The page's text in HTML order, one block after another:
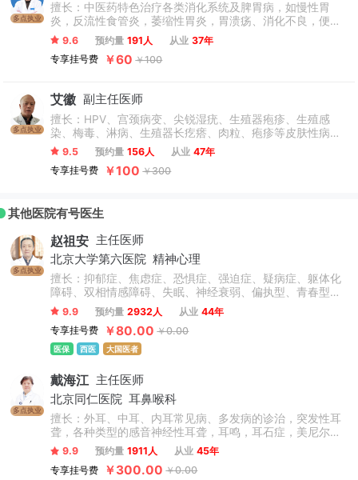
多点执业
擅长：中医药特色治疗各类消化系统及脾胃病，如慢性胃
炎，反流性食管炎，萎缩性胃炎，胃溃疡、消化不良，便
秘，嗳气打嗝，胃肠功能紊乱等。
9.6 预约量 191人 从业 37年
专享挂号费
￥60 ￥100
多点执业
艾徽 副主任医师
擅长：HPV、宫颈病变、尖锐湿疣、生殖器疱疹、生殖感
染、梅毒、淋病、生殖器长疙瘩、肉粒、疱疹等皮肤性病的
诊疗，对皮肤性病诊疗具有深厚的理论功底和丰富的诊疗经
验。
9.5 预约量 156人 从业 47年
专享挂号费
￥100 ￥300
其他医院有号医生
多点执业
赵祖安 主任医师
北京大学第六医院 精神心理
擅长：抑郁症、焦虑症、恐惧症、强迫症、疑病症、躯体化
障碍、双相情感障碍、失眠、神经衰弱、偏执型、青春型、
紧张型、单纯型、未定型及其他型或待分类的精神障碍等精
神疾病。躁狂症、双相情感障碍、精神康复、精神障碍、精
神心理、睡眠障碍科、躁狂症、恐惧症、神经官能症、植物
神经紊乱、头痛头晕、更年期综合征、心理咨询、注意力不
9.9 预约量 2932人 从业 44年
专享挂号费
￥80.00 ￥0.00
医保 西医 大国医者
多点执业
戴海江 主任医师
北京同仁医院 耳鼻喉科
擅长：外耳、中耳、内耳常见病、多发病的诊治，突发性耳
聋，各种类型的感音神经性耳聋，耳鸣，耳石症，美尼尔氏
病等疾病的内外科治疗。先天性外中耳畸形的听力重建和整
形；慢性化脓性中耳炎的外科治疗，咽鼓管的解剖学研究，
义耳的临床和基础研究等。
9.9 预约量 1911人 从业 45年
专享挂号费
￥300.00 ￥0.00